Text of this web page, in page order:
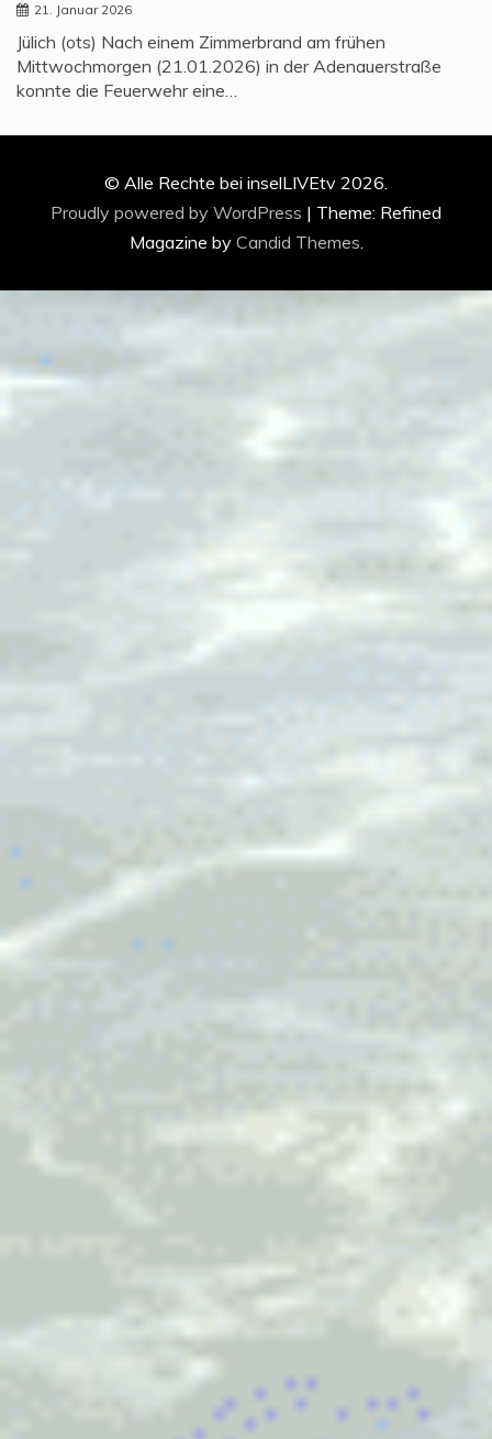
21. Januar 2026
Jülich (ots) Nach einem Zimmerbrand am frühen
Mittwochmorgen (21.01.2026) in der Adenauerstraße
konnte die Feuerwehr eine…
© Alle Rechte bei inselLIVEtv 2026.
Proudly powered by WordPress | Theme: Refined
Magazine by Candid Themes.